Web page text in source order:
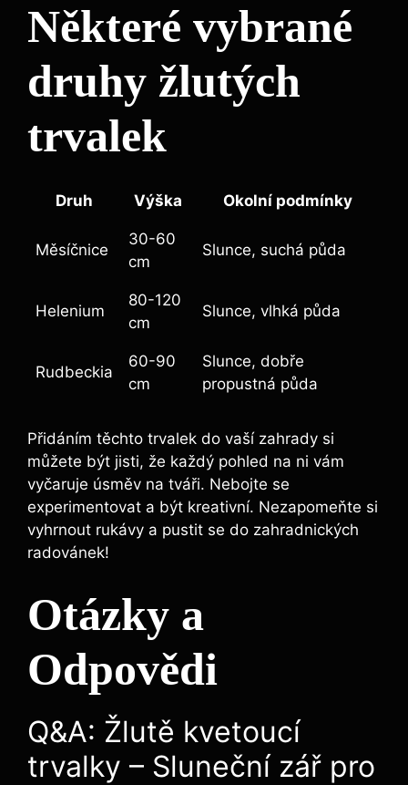
Některé vybrané
druhy žlutých
trvalek
Druh Výška Okolní podmínky
Měsíčnice
30-60
cm
Slunce, suchá půda
Helenium
80-120
cm
Slunce, vlhká půda
Rudbeckia
60-90
cm
Slunce, dobře
propustná půda
Přidáním těchto trvalek do vaší zahrady si
můžete být jisti, že každý pohled na ni vám
vyčaruje úsměv na tváři. Nebojte se
experimentovat a být kreativní. Nezapomeňte si
vyhrnout rukávy a pustit se do zahradnických
radovánek!
Otázky a
Odpovědi
Q&A: Žlutě kvetoucí
trvalky – Sluneční zář pro